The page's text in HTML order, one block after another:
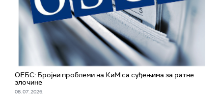
ОЕБС: Бројни проблеми на КиМ са суђењима за ратне
злочине
08. 07. 2026.